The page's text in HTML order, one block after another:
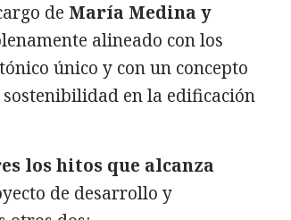
de María Medina y
alineado con los
único y con un concepto
en la edificación
los hitos que alcanza
de desarrollo y